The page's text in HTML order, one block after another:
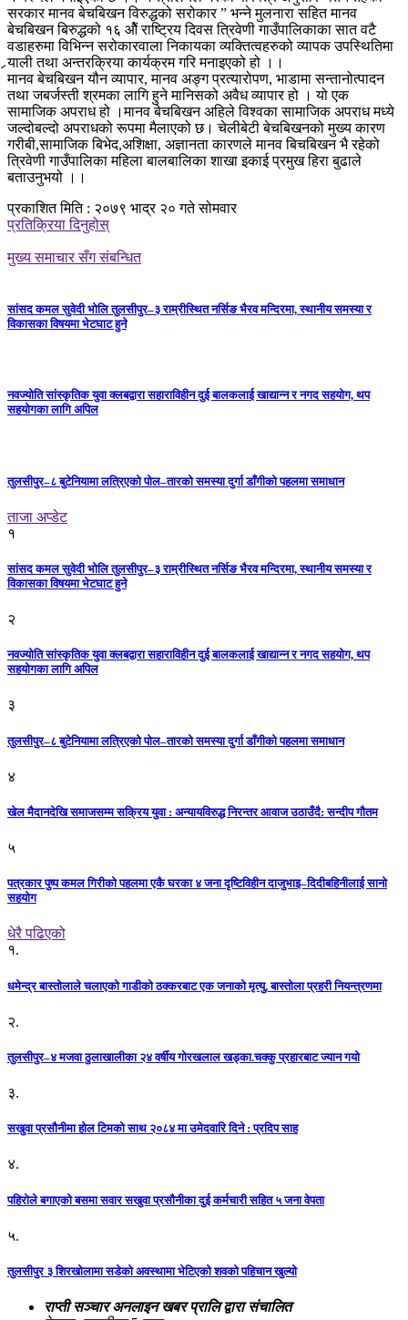
सरकार मानव बेचबिखन विरुद्धको सरोकार ” भन्ने मुलनारा सहित मानव
बेचबिखन बिरुद्धको १६ ओैं राष्ट्रिय दिवस त्रिवेणी गाउँपालिकाका सात वटै
वडाहरुमा विभिन्न सरोकारवाला निकायका व्यक्तित्वहरुको व्यापक उपस्थितिमा
र्‍याली तथा अन्तरक्रिया कार्यक्रम गरि मनाइएको हो ।।
मानव बेचबिखन यौन व्यापार, मानव अङ्ग प्रत्यारोपण, भाडामा सन्तानोत्पादन
तथा जबर्जस्ती श्रमका लागि हुने मानिसको अवैध व्यापार हो । यो एक
सामाजिक अपराध हो ।मानव बेचबिखन अहिले विश्वका सामाजिक अपराध मध्ये
जल्दोबल्दो अपराधको रूपमा मैलाएको छ। चेलीबेटी बेचबिखनको मुख्य कारण
गरीबी,सामाजिक बिभेद,अशिक्षा, अज्ञानता कारणले मानव बिचबिखन भै रहेको
त्रिवेणी गाउँपालिका महिला बालबालिका शाखा इकाई प्रमुख हिरा बुढाले
बताउनुभयो ।।
प्रकाशित मिति : २०७९ भाद्र २० गते सोमवार
प्रतिक्रिया दिनुहोस्
मुख्य समाचार सँग संबन्धित
सांसद कमल सुवेदी भोलि तुलसीपुर–३ राम्रीस्थित नर्सिङ भैरव मन्दिरमा, स्थानीय समस्या र
विकासका विषयमा भेटघाट हुने
नवज्योति सांस्कृतिक युवा क्लबद्वारा सहाराविहीन दुई बालकलाई खाद्यान्न र नगद सहयोग, थप
सहयोगका लागि अपिल
तुलसीपुर–८ बुटेनियामा लत्रिएको पोल–तारको समस्या दुर्गा डाँगीको पहलमा समाधान
ताजा अप्डेट
१
सांसद कमल सुवेदी भोलि तुलसीपुर–३ राम्रीस्थित नर्सिङ भैरव मन्दिरमा, स्थानीय समस्या र
विकासका विषयमा भेटघाट हुने
२
नवज्योति सांस्कृतिक युवा क्लबद्वारा सहाराविहीन दुई बालकलाई खाद्यान्न र नगद सहयोग, थप
सहयोगका लागि अपिल
३
तुलसीपुर–८ बुटेनियामा लत्रिएको पोल–तारको समस्या दुर्गा डाँगीको पहलमा समाधान
४
खेल मैदानदेखि समाजसम्म सक्रिय युवा : अन्यायविरुद्ध निरन्तर आवाज उठाउँदै: सन्दीप गौतम
५
पत्रकार पुष्प कमल गिरीको पहलमा एकै घरका ४ जना दृष्टिविहीन दाजुभाइ–दिदीबहिनीलाई सानो
सहयोग
धेरै पढिएको
१.
धमेन्द्र बास्तोलाले चलाएको गाडीको ठक्करबाट एक जनाको मृत्यु, बास्तोला प्रहरी नियन्त्रणमा
२.
तुलसीपुर–४ मजवा ठुलाखालीका २४ वर्षीय गोरखलाल खड्का.चक्कु प्रहारबाट ज्यान गयो
३.
सखुवा प्रसौनीमा होल टिमको साथ २०८४ मा उमेदवारि दिने : प्रदिप साह
४.
पहिराेले बगाएकाे बसमा सवार सखुवा प्रसाैनीका दुई कर्मचारी सहित ५ जना वेपता
५.
तुलसीपुर ३ शिरखोलामा सडेको अवस्थामा भेटिएको शवको पहिचान खुल्यो
राप्ती सञ्चार अनलाइन खबर प्रालि द्वारा संचालित